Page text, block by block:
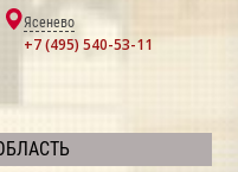
Ясенево
+7 (495) 540-53-11